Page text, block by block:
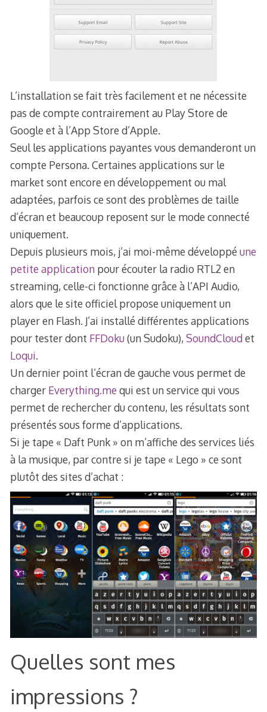
L’installation se fait très facilement et ne nécessite
pas de compte contrairement au Play Store de
Google et à l’App Store d’Apple.
Seul les applications payantes vous demanderont un
compte Persona. Certaines applications sur le
market sont encore en développement ou mal
adaptées, parfois ce sont des problèmes de taille
d’écran et beaucoup reposent sur le mode connecté
uniquement.
Depuis plusieurs mois, j’ai moi-même développé une
petite applicationpour écouter la radio RTL2 en
streaming, celle-ci fonctionne grâce à l’API Audio,
alors que le site officiel propose uniquement un
player en Flash. J’ai installé différentes applications
pour tester dont FFDoku(un Sudoku), SoundCloudet
Loqui.
Un dernier point l’écran de gauche vous permet de
charger Everything.me qui est un service qui vous
permet de rechercher du contenu, les résultats sont
présentés sous forme d’applications.
Si je tape « Daft Punk » on m’affiche des services liés
à la musique, par contre si je tape « Lego » ce sont
plutôt des sites d’achat :
Quelles sont mes
impressions ?